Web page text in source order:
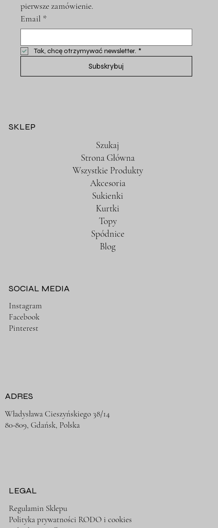
pierwsze zamówienie.
Email *
Tak, chcę otrzymywać newsletter. *
Subskrybuj
SKLEP
Szukaj
Strona Główna
Wszystkie Produkty
Akcesoria
Sukienki
Kurtki
Topy
Spódnice
Blog
LEGAL
Regulamin Sklepu
Polityka prywatności RODO i cookies
ADRES
Władysława Cieszyńskiego 38/14
80-809, Gdańsk, Polska
SOCIAL MEDIA
Instagram
Facebook
Pinterest